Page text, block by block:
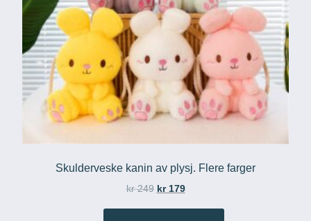
Skulderveske kanin av plysj. Flere farger
kr249 kr179